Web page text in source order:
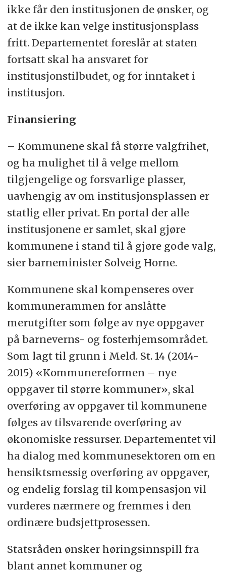
ikke får den institusjonen de ønsker, og
at de ikke kan velge institusjonsplass
fritt. Departementet foreslår at staten
fortsatt skal ha ansvaret for
institusjonstilbudet, og for inntaket i
institusjon.
Finansiering
– Kommunene skal få større valgfrihet,
og ha mulighet til å velge mellom
tilgjengelige og forsvarlige plasser,
uavhengig av om institusjonsplassen er
statlig eller privat. En portal der alle
institusjonene er samlet, skal gjøre
kommunene i stand til å gjøre gode valg,
sier barneminister Solveig Horne.
Kommunene skal kompenseres over
kommunerammen for anslåtte
merutgifter som følge av nye oppgaver
på barneverns- og fosterhjemsområdet.
Som lagt til grunn i Meld. St. 14 (2014-
2015) «Kommunereformen – nye
oppgaver til større kommuner», skal
overføring av oppgaver til kommunene
følges av tilsvarende overføring av
økonomiske ressurser. Departementet vil
ha dialog med kommunesektoren om en
hensiktsmessig overføring av oppgaver,
og endelig forslag til kompensasjon vil
vurderes nærmere og fremmes i den
ordinære budsjettprosessen.
Statsråden ønsker høringsinnspill fra
blant annet kommuner og